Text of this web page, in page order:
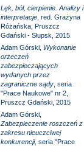
Lęk, ból, cierpienie. Analizy i
interpretacje, red. Grażyna
Różańska, Pruszcz
Gdański - Słupsk, 2015
Adam Górski, Wykonanie
orzeczeń
zabezpieczających
wydanych przez
zagraniczne sądy, seria
"Prace Naukowe" nr 2,
Pruszcz Gdański, 2015
Adam Górski,
Zabezpieczenie roszczeń z
zakresu nieuczciwej
konkurencji, seria "Prace